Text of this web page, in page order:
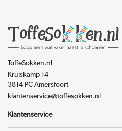
ToffeSokken.nl
Kruiskamp 14
3814 PC Amersfoort
klantenservice@toffesokken.nl
Klantenservice